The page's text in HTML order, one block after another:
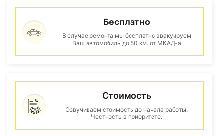
Бесплатно
В случае ремонта мы бесплатно эвакуируем
Ваш автомобиль до 50 км. от МКАД-а
Стоимость
Озвучиваем стоимость до начала работы.
Честность в приоритете.